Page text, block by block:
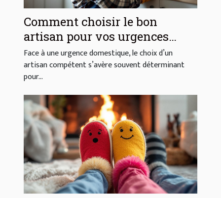
Comment choisir le bon
artisan pour vos urgences
domestiques ?
Face à une urgence domestique, le choix d’un
artisan compétent s’avère souvent déterminant
pour...